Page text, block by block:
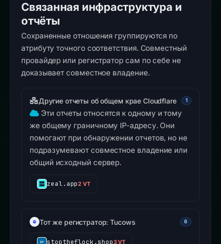
Связанная инфраструктура и
отчёты
Сохраненные отношения группируются по
атрибуту точного соответствия. Совместный
провайдер или регистратор сам по себе не
доказывает совместное владение.
Другие отчеты об общем крае Cloudflare 1
Эти отчеты относятся к одному и тому
же общему граничному IP-адресу. Они
помогают при обнаружении отчетов, но не
подразумевают совместное владение или
общий исходный сервер.
zeal.app2 VT
Тот же регистратор: Tucows 6
stoptheflock.shop3 VT